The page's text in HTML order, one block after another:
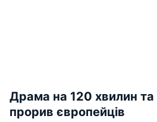
Драма на 120 хвилин та
прорив європейців